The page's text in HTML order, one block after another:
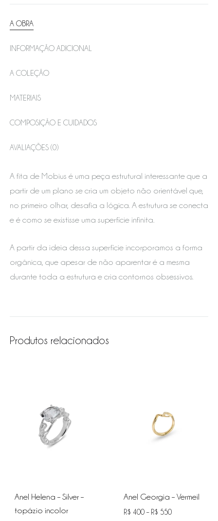
A OBRA
INFORMAÇÃO ADICIONAL
A COLEÇÃO
MATERIAIS
COMPOSIÇÃO E CUIDADOS
AVALIAÇÕES (0)
A fita de Mobius é uma peça estrutural interessante que a
partir de um plano se cria um objeto não orientável que,
no primeiro olhar, desafia a lógica. A estrutura se conecta
e é como se existisse uma superfície infinita.
A partir da ideia dessa superfície incorporamos a forma
orgânica, que apesar de não aparentar é a mesma
durante toda a estrutura e cria contornos obsessivos.
Produtos relacionados
Anel Helena – Silver –
topázio incolor
Anel Georgia – Vermeil
R$ 400 – R$ 550